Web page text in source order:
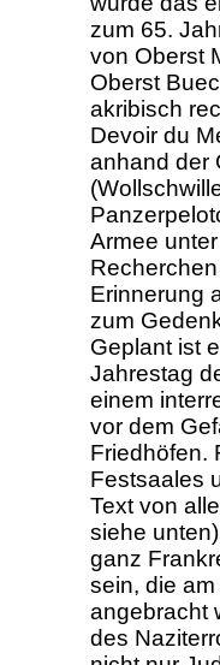
zum 65.
von Oberst
Oberst
akribisch
Devoir du
anhand der
Armee
Erinnerung
zum
Geplant ist
Jahrestag
einem
vor dem
Friedhöfen.
Festsaales
Text von
siehe
ganz
sein, die
angebracht
des